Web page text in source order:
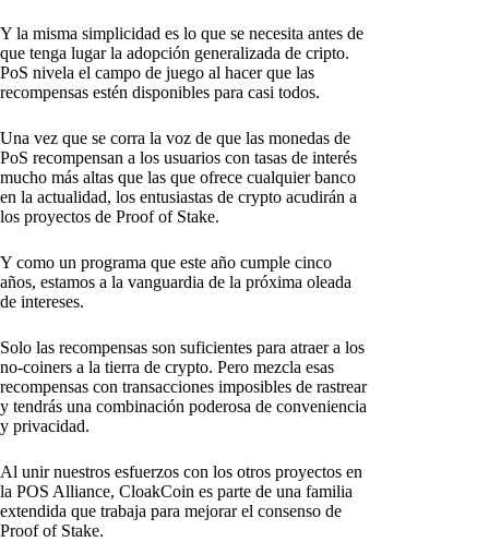
Y la misma simplicidad es lo que se necesita antes de
que tenga lugar la adopción generalizada de cripto.
PoS nivela el campo de juego al hacer que las
recompensas estén disponibles para casi todos.
Una vez que se corra la voz de que las monedas de
PoS recompensan a los usuarios con tasas de interés
mucho más altas que las que ofrece cualquier banco
en la actualidad, los entusiastas de crypto acudirán a
los proyectos de Proof of Stake.
Y como un programa que este año cumple cinco
años, estamos a la vanguardia de la próxima oleada
de intereses.
Solo las recompensas son suficientes para atraer a los
no-coiners a la tierra de crypto. Pero mezcla esas
recompensas con transacciones imposibles de rastrear
y tendrás una combinación poderosa de conveniencia
y privacidad.
Al unir nuestros esfuerzos con los otros proyectos en
la POS Alliance, CloakCoin es parte de una familia
extendida que trabaja para mejorar el consenso de
Proof of Stake.